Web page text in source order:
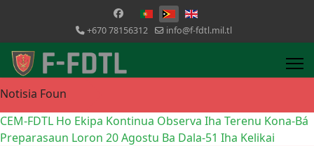
Selecione o seu idioma
+670 78156312 info@f-fdtl.mil.tl
Notisia Foun
CEM-FDTL Ho Ekipa Kontinua Observa Iha Terenu Kona-Bá
Preparasaun Loron 20 Agostu Ba Dala-51 Iha Kelikai